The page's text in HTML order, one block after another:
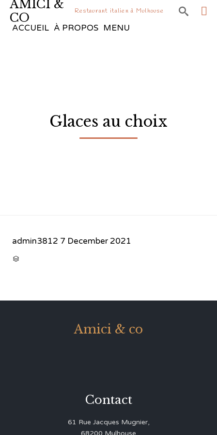
AMICI &
CO
Restaurant italien à Mulhouse 
ACCUEIL À PROPOS MENU
Glaces au choix
admin3812 7 December 2021

Amici & co
Contact
61 Rue Jacques Mugnier,